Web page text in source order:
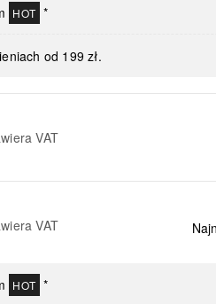
HOT *
od 199 zł.
VAT
VAT
HOT *